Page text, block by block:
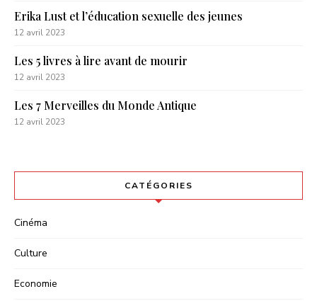
Erika Lust et l’éducation sexuelle des jeunes
12 avril 2023
Les 5 livres à lire avant de mourir
12 avril 2023
Les 7 Merveilles du Monde Antique
12 avril 2023
CATÉGORIES
Cinéma
Culture
Economie